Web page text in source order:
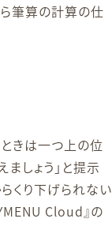
筆算の計算の仕
きは一つ上の位
しょう」と提示
くり下げられない
Cloud』の